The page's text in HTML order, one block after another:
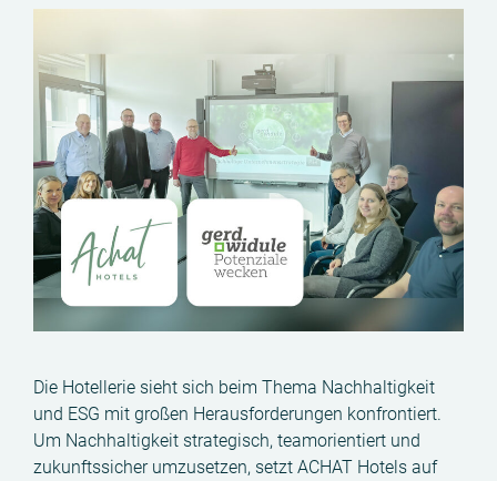
Die Hotellerie sieht sich beim Thema Nachhaltigkeit
und ESG mit großen Herausforderungen konfrontiert.
Um Nachhaltigkeit strategisch, teamorientiert und
zukunftssicher umzusetzen, setzt ACHAT Hotels auf